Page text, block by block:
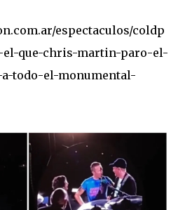
espectaculos/coldp
que-chris-martin-paro-el-
todo-el-monumental-